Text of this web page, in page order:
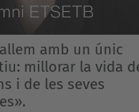
matemàtiques
a afrontar amb
els reptes més
a dia»